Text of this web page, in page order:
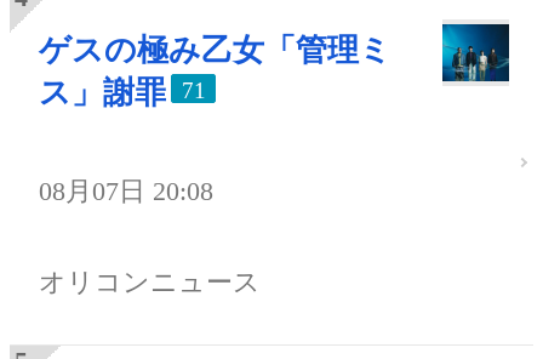
ゲスの極み乙女「管理ミ
ス」謝罪
71
08月07日 20:08
オリコンニュース